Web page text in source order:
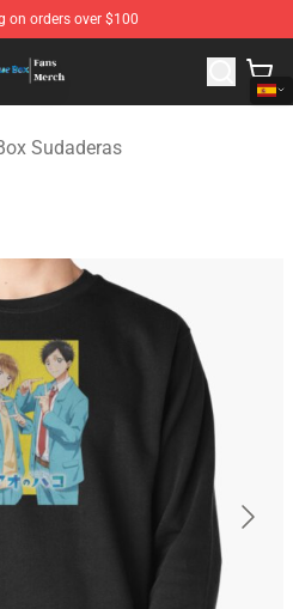
on orders over $100
Blue Box Merchandise Shop
Sudaderas